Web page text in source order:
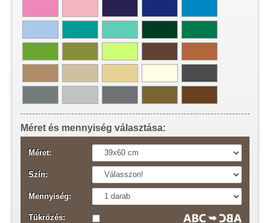
Méret és mennyiség választása:
Méret:
Szín:
Mennyiség:
Tükrözés: